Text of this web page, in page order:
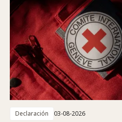
Declaración 03-08-2026